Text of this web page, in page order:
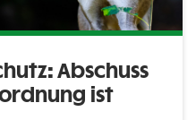
Abschuss
ist